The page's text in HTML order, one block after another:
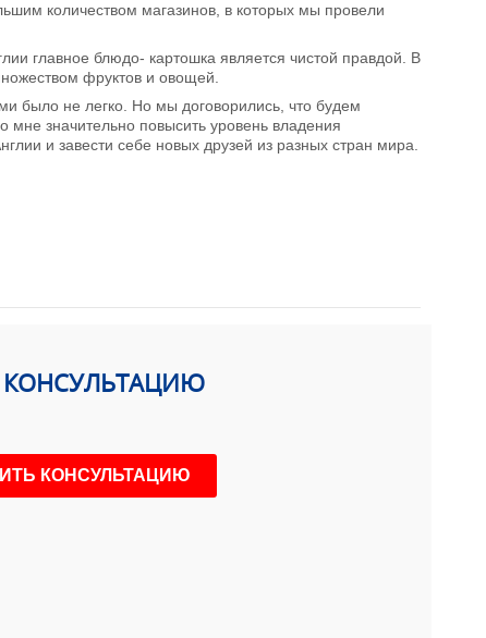
количеством магазинов, в которых мы провели
главное блюдо- картошка является чистой правдой. В
фруктов и овощей.
было не легко. Но мы договорились, что будем
мне значительно повысить уровень владения
и завести себе новых друзей из разных стран мира.
КОНСУЛЬТАЦИЮ